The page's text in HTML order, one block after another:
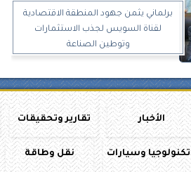
برلماني يثمن جهود المنطقة الاقتصادية
لقناة السويس لجذب الاستثمارات
وتوطين الصناعة
الأخبار تقارير وتحقيقات
تكنولوجيا وسيارات نقل وطاقة